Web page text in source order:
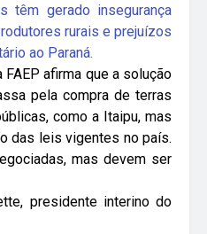
têm gerado insegurança
rurais e prejuízos
ao Paraná.
afirma que a solução
pela compra de terras
como a Itaipu, mas
das leis vigentes no país.
mas devem ser
presidente interino do